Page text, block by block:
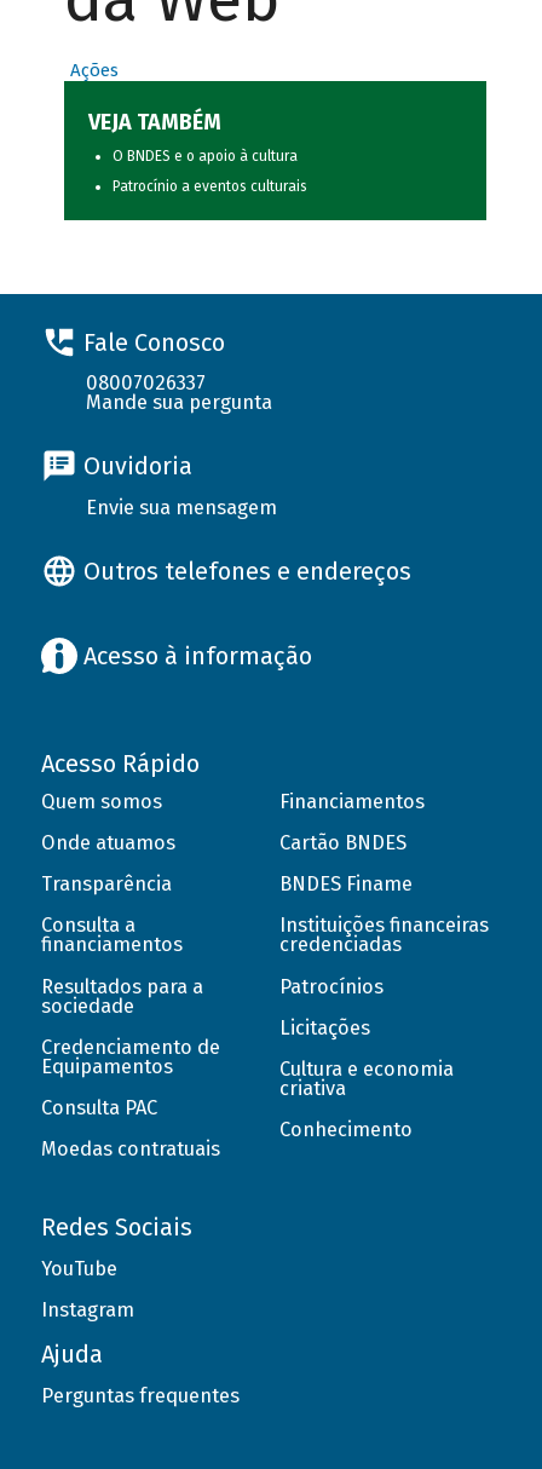
Ações
VEJA TAMBÉM
O BNDES e o apoio à cultura
Patrocínio a eventos culturais
Fale Conosco
08007026337
Mande sua pergunta
Ouvidoria
Envie sua mensagem
Outros telefones e endereços
Acesso à informação
Acesso Rápido
Quem somos
Onde atuamos
Transparência
Consulta a
financiamentos
Resultados para a
sociedade
Credenciamento de
Equipamentos
Consulta PAC
Moedas contratuais
Financiamentos
Cartão BNDES
BNDES Finame
Instituições financeiras
credenciadas
Patrocínios
Licitações
Cultura e economia
criativa
Conhecimento
Redes Sociais
YouTube
Instagram
Ajuda
Perguntas frequentes